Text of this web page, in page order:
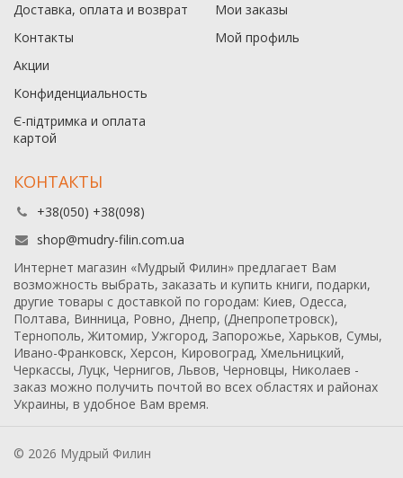
Доставка, оплата и возврат
Контакты
Акции
Конфиденциальность
Є-підтримка и оплата
картой
Мои заказы
Мой профиль
КОНТАКТЫ
+38(050) +38(098)
shop@mudry-filin.com.ua
Интернет магазин «Мудрый Филин» предлагает Вам
возможность выбрать, заказать и купить книги, подарки,
другие товары с доставкой по городам: Киев, Одесса,
Полтава, Винница, Ровно, Днепр, (Днепропетровск),
Тернополь, Житомир, Ужгород, Запорожье, Харьков, Сумы,
Ивано-Франковск, Херсон, Кировоград, Хмельницкий,
Черкассы, Луцк, Чернигов, Львов, Черновцы, Николаев -
заказ можно получить почтой во всех областях и районах
Украины, в удобное Вам время.
© 2026 Мудрый Филин